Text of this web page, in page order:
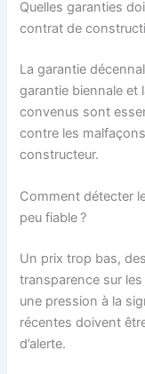
Quelles garanties
contrat de
La garantie
garantie biennale et
convenus sont
contre les
constructeur.
Comment détecter
peu fiable ?
Un prix trop bas,
transparence sur
une pression à la
récentes doivent
d’alerte.